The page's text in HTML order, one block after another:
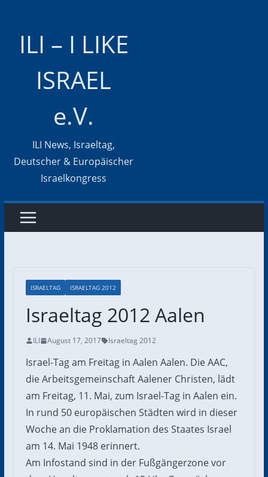
ILI – I LIKE
ISRAEL
e.V.
ILI News, Israeltag,
Deutscher & Europäischer
Israelkongress
ISRAELTAG ISRAELTAG 2012
Israeltag 2012 Aalen
ILI August 17, 2017 Israeltag 2012
Israel-Tag am Freitag in Aalen Aalen. Die AAC,
die Arbeitsgemeinschaft Aalener Christen, lädt
am Freitag, 11. Mai, zum Israel-Tag in Aalen ein.
In rund 50 europäischen Städten wird in dieser
Woche an die Proklamation des Staates Israel
am 14. Mai 1948 erinnert.
Am Infostand sind in der Fußgängerzone vor